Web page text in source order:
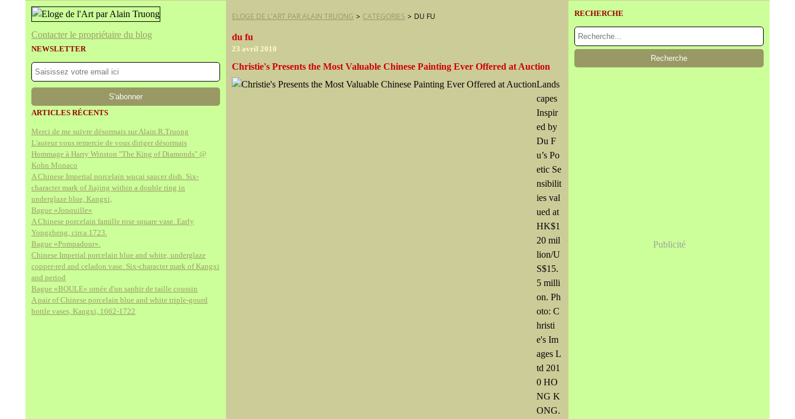
Contacter le propriétaire du blog
NEWSLETTER
ARTICLES RÉCENTS
Merci de me suivre désormais sur Alain.R.Truong
L'auteur vous remercie de vous diriger désormais
Hommage à Harry Winston "The King of Diamonds" @
Kohn Monaco
A Chinese Imperial porcelain wucai saucer dish. Six-
character mark of Jiajing within a double ring in
underglaze blue, Kangxi,
Bague «Jonquille»
A Chinese porcelain famille rose square vase. Early
Yongzheng, circa 1723.
Bague «Pompadour».
Chinese Imperial porcelain blue and white, underglaze
copper-red and celadon vase. Six-character mark of Kangxi
and period
Bague «BOULE» ornée d'un saphir de taille coussin
A pair of Chinese porcelain blue and white triple-gourd
bottle vases, Kangxi, 1662-1722
ELOGE DE L'ART PAR ALAIN TRUONG > CATEGORIES > DU FU
du fu
23 avril 2010
Christie's Presents the Most Valuable Chinese Painting Ever Offered at Auction
Lands
capes
Inspir
ed by
Du F
u’s Po
etic Se
nsibilit
ies val
ued at
HK$1
20 mil
lion/U
S$15.
5 milli
on. Ph
oto: C
hristi
e's Im
ages L
td 201
0 HO
NG K
ONG.
RECHERCHE
Publicité